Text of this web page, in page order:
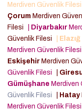
Merdiven Güvenlik Filesi
Çorum Merdiven
Filesi
Diyarbakır
Güvenlik Filesi
Elazığ
Merdiven Güvenlik Filesi
Eskişehir Merdiven
Güvenlik Filesi
Gümüşhane Merdiven
Güvenlik Filesi
Hatay
Merdiven Güvenlik Filesi